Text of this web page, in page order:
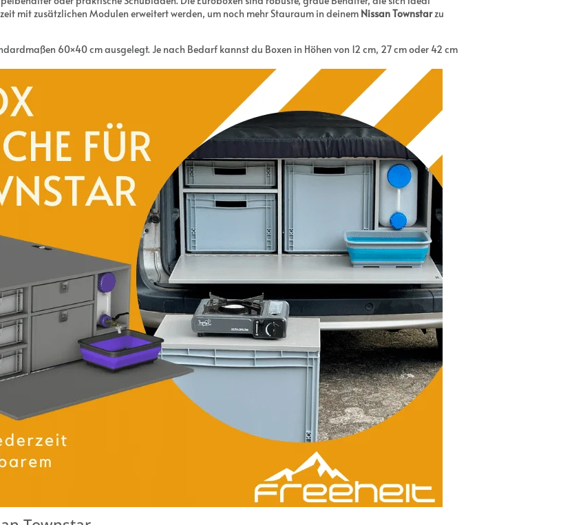
mit zusätzlichen Modulen erweitert werden, um noch mehr Stauraum in deinem Nissan Townstarzu
60×40 cm ausgelegt. Je nach Bedarf kannst du Boxen in Höhen von 12 cm, 27 cm oder 42 cm